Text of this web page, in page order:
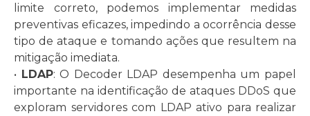
limite correto, podemos implementar medidas
preventivas eficazes, impedindo a ocorrência desse
tipo de ataque e tomando ações que resultem na
mitigação imediata.
• LDAP: O Decoder LDAP desempenha um papel
importante na identificação de ataques DDoS que
exploram servidores com LDAP ativo para realizar